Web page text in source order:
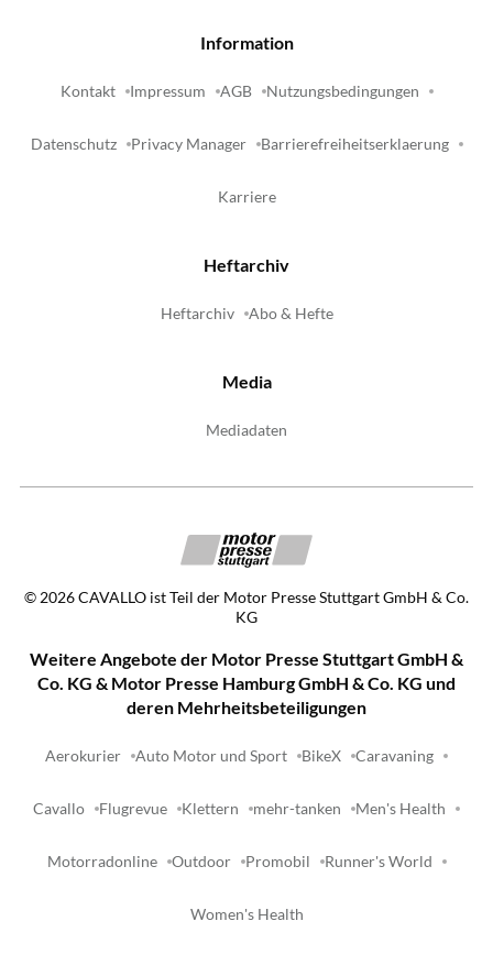
Information
Kontakt Impressum AGB Nutzungsbedingungen
Datenschutz Privacy Manager Barrierefreiheitserklaerung
Karriere
Heftarchiv
Heftarchiv Abo & Hefte
Media
Mediadaten
© 2026CAVALLO ist Teil der Motor Presse Stuttgart GmbH & Co.
KG
Weitere Angebote der Motor Presse Stuttgart GmbH &
Co. KG & Motor Presse Hamburg GmbH & Co. KG und
deren Mehrheitsbeteiligungen
Aerokurier Auto Motor und Sport BikeX Caravaning
Cavallo Flugrevue Klettern mehr-tanken Men's Health
Motorradonline Outdoor Promobil Runner's World
Women's Health